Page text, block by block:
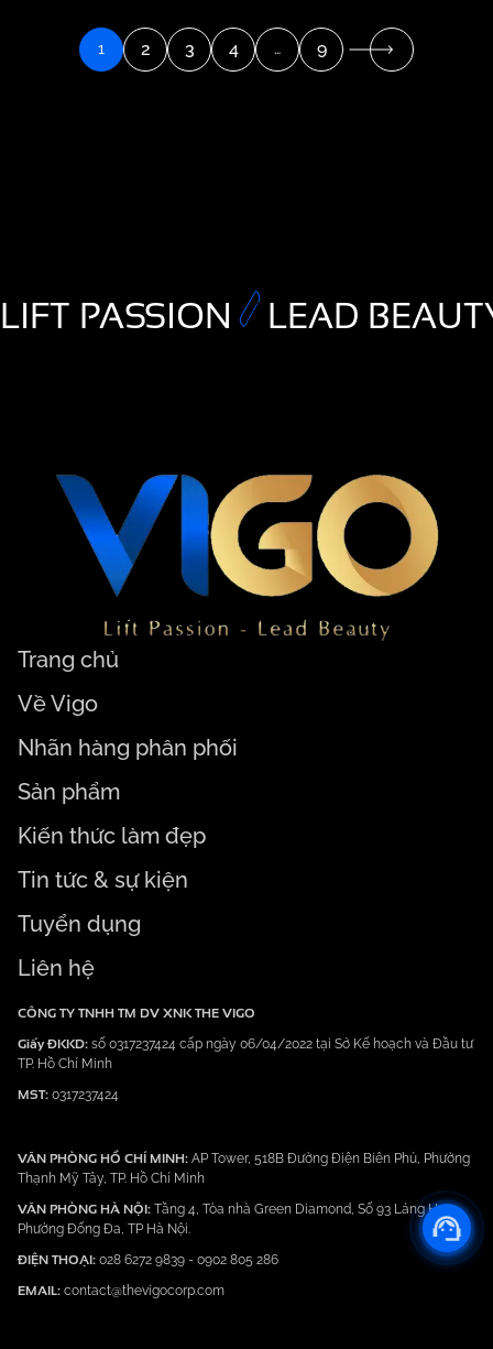
1 2 3 4 … 9
LIFT PASSION LEAD
Trang chủ
Về Vigo
Nhãn hàng phân phối
Sản phẩm
Kiến thức làm đẹp
Tin tức & sự kiện
Tuyển dụng
Liên hệ
CÔNG TY TNHH TM DV XNK THE VIGO
Giấy ĐKKD: số 0317237424 cấp ngày 06/04/2022 tại Sở Kế hoạch và Đầu tư
TP. Hồ Chí Minh
MST: 0317237424
VĂN PHÒNG HỒ CHÍ MINH: AP Tower, 518B Đường Điện Biên Phủ, Phường
Thạnh Mỹ Tây, TP. Hồ Chí Minh
VĂN PHÒNG HÀ NỘI: Tầng 4, Tòa nhà Green Diamond, Số 93 Láng Hạ,
Phường Đống Đa, TP Hà Nội.
ĐIỆN THOẠI: 028 6272 9839 - 0902 805 286
EMAIL: contact@thevigocorp.com